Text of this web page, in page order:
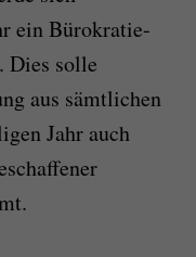
ein Bürokratie-
Dies solle
aus sämtlichen
Jahr auch